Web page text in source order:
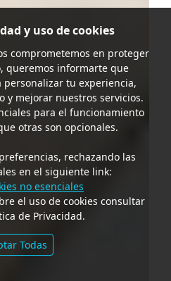
y uso de cookies
comprometemos en proteger
queremos informarte que
personalizar tu experiencia,
y mejorar nuestros servicios.
para el funcionamiento
otras son opcionales.
rechazando las
en el siguiente link:
no esenciales
el uso de cookies consultar
de Privacidad.
Todas